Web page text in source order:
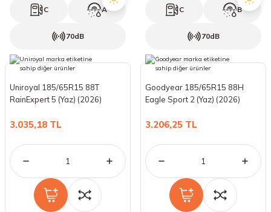
C A
70dB
Uniroyal 185/65R15 88T
RainExpert 5 (Yaz) (2026)
3.035,18 TL
C B
70dB
Goodyear 185/65R15 88H
Eagle Sport 2 (Yaz) (2026)
3.206,25 TL